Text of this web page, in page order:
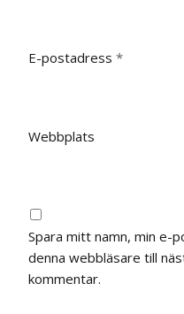
E-postadress *
Webbplats
Spara mitt namn, min e-
denna webbläsare till
kommentar.